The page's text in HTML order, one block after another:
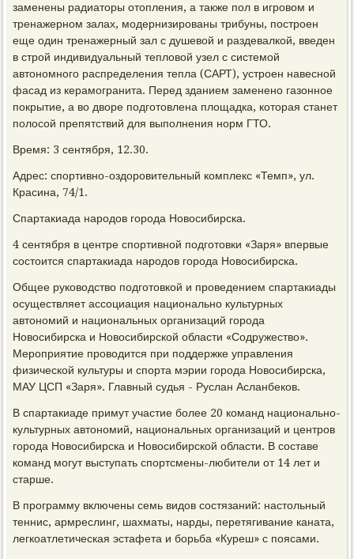
заменены радиаторы отопления, а также пол в игровом и
тренажерном залах, модернизированы трибуны, построен
еще один тренажерный зал с душевой и раздевалкой, введен
в строй индивидуальный тепловой узел с системой
автономного распределения тепла (САРТ), устроен навесной
фасад из керамогранита. Перед зданием заменено газонное
покрытие, а во дворе подготовлена площадка, которая станет
полосой препятствий для выполнения норм ГТО.
Время: 3 сентября, 12.30.
Адрес: спортивно-оздоровительный комплекс «Темп», ул.
Красина, 74/1.
Спартакиада народов города Новосибирска.
4 сентября в центре спортивной подготовки «Заря» впервые
состоится спартакиада народов города Новосибирска.
Общее руководство подготовкой и проведением спартакиады
осуществляет ассоциация национально культурных
автономий и национальных организаций города
Новосибирска и Новосибирской области «Содружество».
Мероприятие проводится при поддержке управления
физической культуры и спорта мэрии города Новосибирска,
МАУ ЦСП «Заря». Главный судья - Руслан Асланбеков.
В спартакиаде примут участие более 20 команд национально-
культурных автономий, национальных организаций и центров
города Новосибирска и Новосибирской области. В составе
команд могут выступать спортсмены-любители от 14 лет и
старше.
В программу включены семь видов состязаний: настольный
теннис, армреслинг, шахматы, нарды, перетягивание каната,
легкоатлетическая эстафета и борьба «Куреш» с поясами.